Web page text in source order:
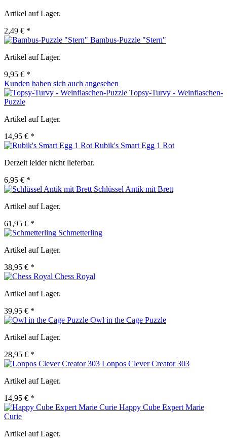
Artikel auf Lager.
2,49 € *
Bambus-Puzzle "Stern"
Artikel auf Lager.
9,95 € *
Kunden haben sich auch angesehen
Topsy-Turvy - Weinflaschen-
Puzzle
Artikel auf Lager.
14,95 € *
Rubik's Smart Egg 1 Rot
Derzeit leider nicht lieferbar.
6,95 € *
Schlüssel Antik mit Brett
Artikel auf Lager.
61,95 € *
Schmetterling
Artikel auf Lager.
38,95 € *
Chess Royal
Artikel auf Lager.
39,95 € *
Owl in the Cage Puzzle
Artikel auf Lager.
28,95 € *
Lonpos Clever Creator 303
Artikel auf Lager.
14,95 € *
Happy Cube Expert Marie
Curie
Artikel auf Lager.